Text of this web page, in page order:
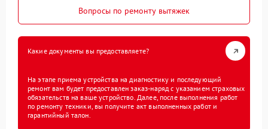
Вопросы по ремонту вытяжек
Какие документы вы предоставляете?
На этапе приема устройства на диагностику и последующий
ремонт вам будет предоставлен заказ-наряд с указанием страховых
обязательств на ваше устройство. Далее, после выполнения работ
по ремонту техники, вы получите акт выполненных работ и
гарантийный талон.